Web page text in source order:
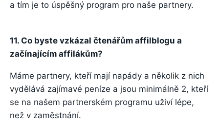
a tím je to úspěšný program pro naše partnery.
11. Co byste vzkázal čtenářům affilblogu a
začínajícím affilákům?
Máme partnery, kteří mají napády a několik z nich
vydělává zajímavé peníze a jsou minimálně 2, kteří
se na našem partnerském programu uživí lépe,
než v zaměstnání.